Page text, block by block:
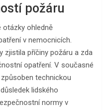
požáru
otázky ohledně
v nemocnicích.
zjistila příčiny požáru a zda
opatření. V současné
technickou
lidského
normy v